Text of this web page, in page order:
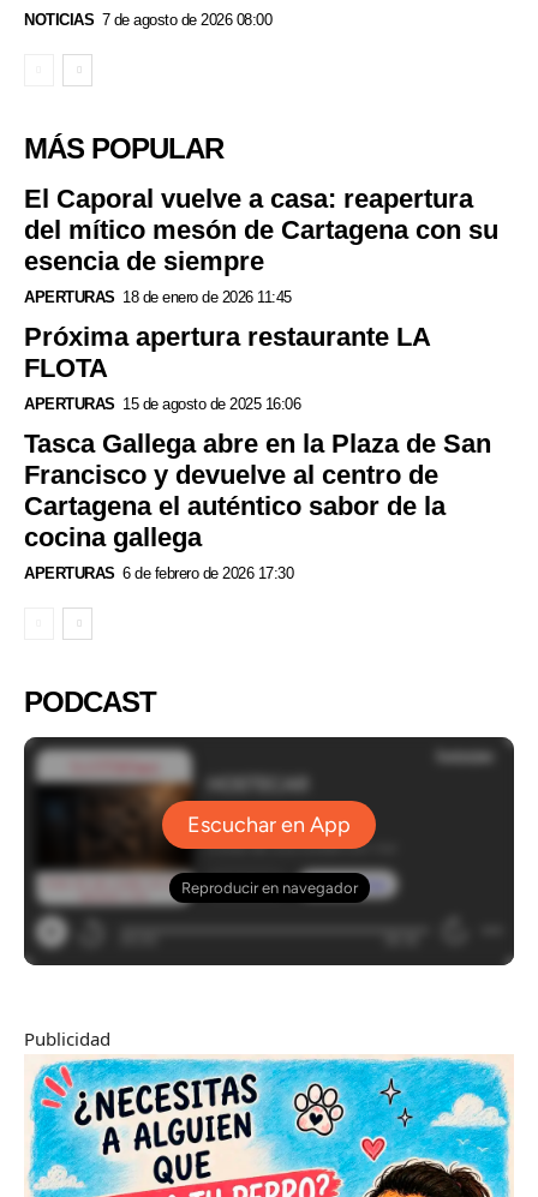
NOTICIAS 7 de agosto de 2026 08:00
MÁS POPULAR
El Caporal vuelve a casa: reapertura
del mítico mesón de Cartagena con su
esencia de siempre
APERTURAS 18 de enero de 2026 11:45
Próxima apertura restaurante LA
FLOTA
APERTURAS 15 de agosto de 2025 16:06
Tasca Gallega abre en la Plaza de San
Francisco y devuelve al centro de
Cartagena el auténtico sabor de la
cocina gallega
APERTURAS 6 de febrero de 2026 17:30
PODCAST
Publicidad